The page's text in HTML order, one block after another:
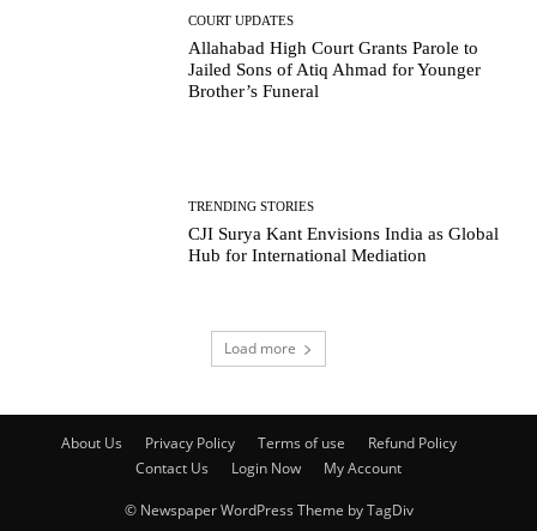
COURT UPDATES
Allahabad High Court Grants Parole to
Jailed Sons of Atiq Ahmad for Younger
Brother’s Funeral
TRENDING STORIES
CJI Surya Kant Envisions India as Global
Hub for International Mediation
Load more
About Us Privacy Policy Terms of use
Refund Policy
Contact Us
Login Now My Account
© Newspaper WordPress Theme by TagDiv